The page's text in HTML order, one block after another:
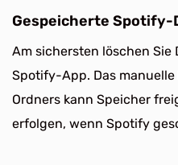
Gespeicherte Spotify-
Am sichersten löschen Sie
Spotify-App. Das
Ordners kann Speicher
erfolgen, wenn Spotify